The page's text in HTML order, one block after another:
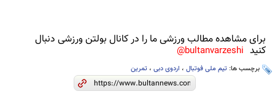
برای مشاهده مطالب ورزشی ما را در کانال بولتن ورزشی دنبال
کنید bultanvarzeshi@
برچسب ها: تیم ملی فوتبال ، اردوی دبی ، تمرین